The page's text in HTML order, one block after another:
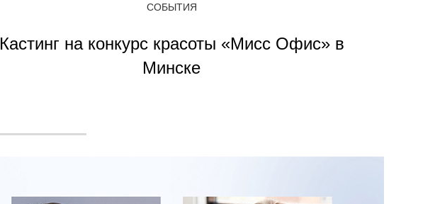
СОБЫТИЯ
Кастинг на конкурс красоты «Мисс Офис» в
Минске